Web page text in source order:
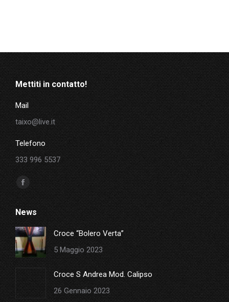
Mettiti in contatto!
Mail
taixo@live.it
Telefono
333 996 5537
Ci puoi trovare su:
Facebook
page
opens
in
new
window
News
Croce “Bolero Verta”
5 Maggio 2023
Croce S Andrea Mod. Calipso
26 Gennaio 2023